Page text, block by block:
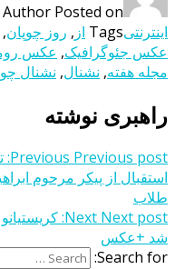
Author Posted on
اینترنتیTags از , روز چوپان,
عکس جئوگرافیک, عکس
مجله هفته, نشنال, نشنال
راهبری نوشته
Previous Previous post:
استقبال از پیکر مرحوم
طلاب
Next Next post:
شد +عکس
Search for: